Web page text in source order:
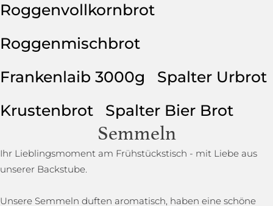
Roggenvollkornbrot
Roggenmischbrot
Frankenlaib 3000g
Spalter Urbrot
Krustenbrot
Spalter Bier Brot
Semmeln
Ihr Lieblingsmoment am Frühstückstisch - mit Liebe aus
unserer Backstube.
Unsere Semmeln duften aromatisch, haben eine schöne